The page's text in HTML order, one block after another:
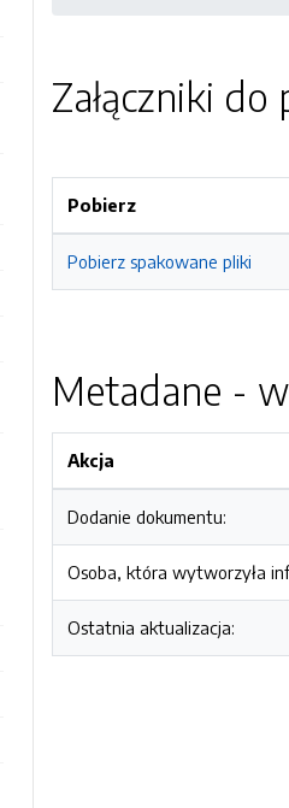
Załączniki do
Pobierz
Pobierz spakowane pliki
Metadane -
Akcja
Dodanie dokumentu:
Osoba, która wytworzyła
Ostatnia aktualizacja: